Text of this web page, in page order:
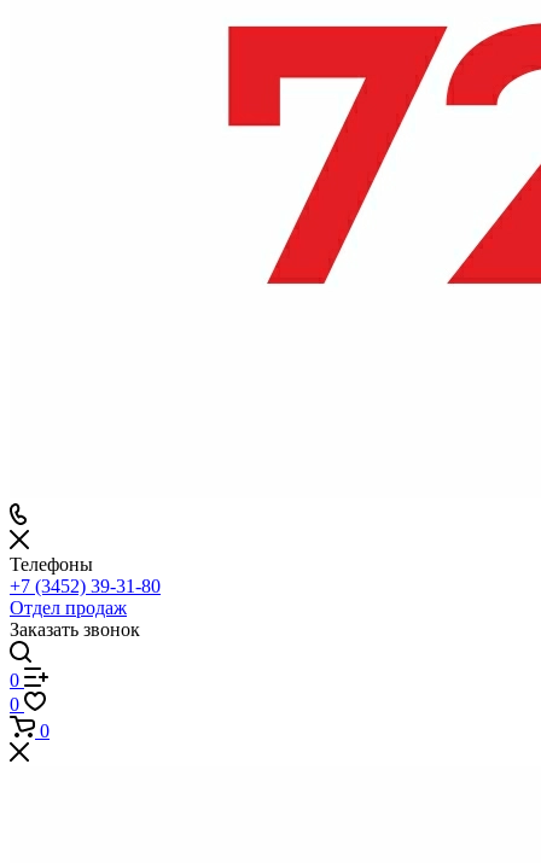
Телефоны
+7 (3452) 39-31-80
Отдел продаж
Заказать звонок
0
0
0